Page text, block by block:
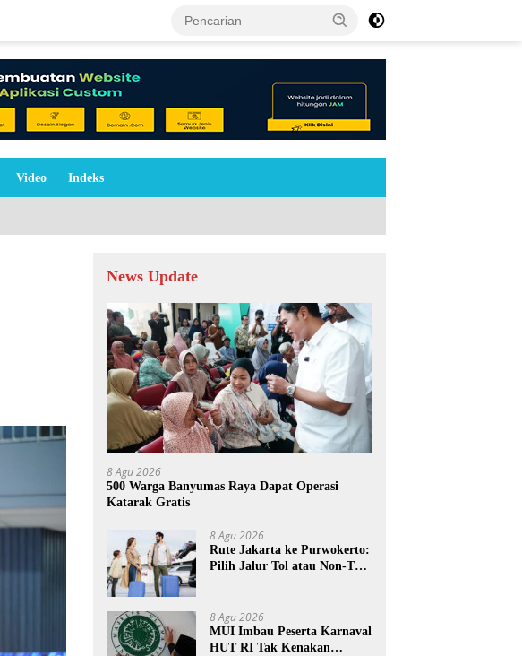
Video Indeks
News Update
8 Agu 2026
500 Warga Banyumas Raya Dapat Operasi
Katarak Gratis
8 Agu 2026
Rute Jakarta ke Purwokerto:
Pilih Jalur Tol atau Non-Tol,
8 Agu 2026
MUI Imbau Peserta Karnaval
HUT RI Tak Kenakan